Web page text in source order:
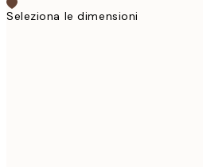
Seleziona le dimensioni